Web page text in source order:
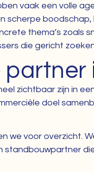
vaak een volle
scherpe
thema’s zoals
die gericht
zichtbaar zijn in
doel
we voor overzicht.